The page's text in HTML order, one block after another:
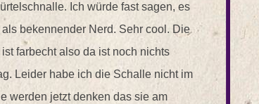
Ich würde fast sagen, es
bekennender Nerd. Sehr cool. Die
farbecht also da ist noch nichts
Leider habe ich die Schalle nicht im
werden jetzt denken das sie am